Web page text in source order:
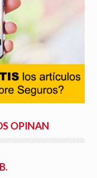
OPINAN